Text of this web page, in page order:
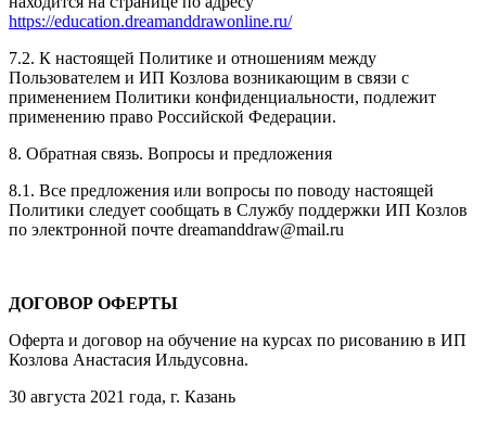
https://education.dreamanddrawonline.ru/
7.2. К настоящей Политике и отношениям между
Пользователем и ИП Козлова возникающим в связи с
применением Политики конфиденциальности, подлежит
применению право Российской Федерации.
8. Обратная связь. Вопросы и предложения
8.1. Все предложения или вопросы по поводу настоящей
Политики следует сообщать в Службу поддержки ИП Козлов
по электронной почте dreamanddraw@mail.ru
ДОГОВОР ОФЕРТЫ
Оферта и договор на обучение на курсах по рисованию в ИП
Козлова Анастасия Ильдусовна.
30 августа 2021 года, г. Казань